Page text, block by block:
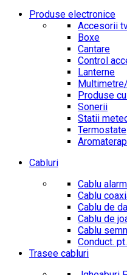
Produse electronice
Accesorii
Boxe
Cantare
Control
Lanterne
Produse
Sonerii
Statii
Termostate
Cabluri
Cablu
Cablu
Cablu de
Cablu de
Cablu
Conduct.
Trasee cabluri